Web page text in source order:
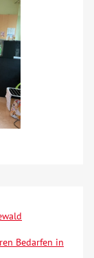
Bedarfen in